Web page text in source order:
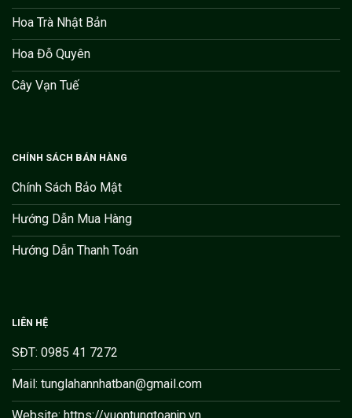
Hoa Trà Nhật Bản
Hoa Đỗ Quyên
Cây Vạn Tuế
CHÍNH SÁCH BÁN HÀNG
Chính Sách Bảo Mật
Hướng Dẫn Mua Hàng
Hướng Dẫn Thanh Toán
LIÊN HỆ
SĐT: 0985 41 7272
Mail: tunglahannhatban@gmail.com